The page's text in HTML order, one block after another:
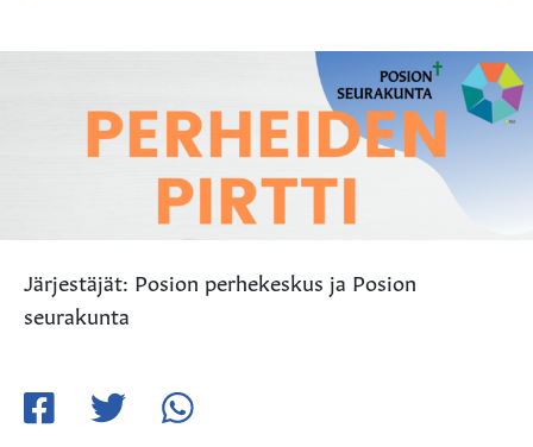
Järjestäjät: Posion perhekeskus ja Posion
seurakunta